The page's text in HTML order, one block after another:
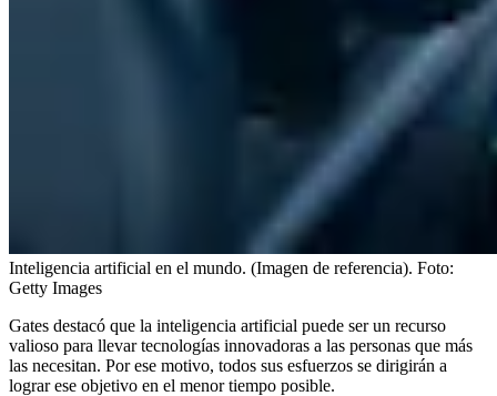
Inteligencia artificial en el mundo. (Imagen de referencia). Foto:
Getty Images
Gates destacó que la inteligencia artificial puede ser un recurso
valioso para llevar tecnologías innovadoras a las personas que más
las necesitan. Por ese motivo, todos sus esfuerzos se dirigirán a
lograr ese objetivo en el menor tiempo posible.